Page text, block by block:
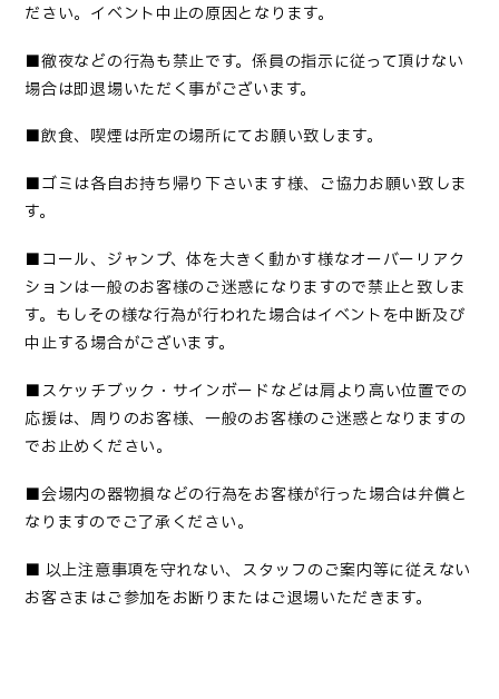
ださい。イベント中止の原因となります。
■徹夜などの行為も禁止です。係員の指示に従って頂けない
場合は即退場いただく事がございます。
■飲食、喫煙は所定の場所にてお願い致します。
■ゴミは各自お持ち帰り下さいます様、ご協力お願い致しま
す。
■コール、ジャンプ、体を大きく動かす様なオーバーリアク
ションは一般のお客様のご迷惑になりますので禁止と致しま
す。もしその様な行為が行われた場合はイベントを中断及び
中止する場合がございます。
■スケッチブック・サインボードなどは肩より高い位置での
応援は、周りのお客様、一般のお客様のご迷惑となりますの
でお止めください。
■会場内の器物損などの行為をお客様が行った場合は弁償と
なりますのでご了承ください。
■ 以上注意事項を守れない、スタッフのご案内等に従えない
お客さまはご参加をお断りまたはご退場いただきます。